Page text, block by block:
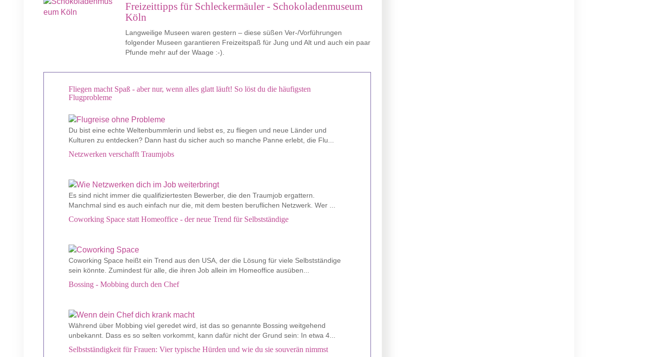
Freizeittipps für Schleckermäuler - Schokoladenmuseum
Köln
Langweilige Museen waren gestern – diese süßen Ver-/Vorführungen
folgender Museen garantieren Freizeitspaß für Jung und Alt und auch ein paar
Pfunde mehr auf der Waage :-).
Fliegen macht Spaß - aber nur, wenn alles glatt läuft! So löst du die häufigsten
Flugprobleme
Du bist eine echte Weltenbummlerin und liebst es, zu fliegen und neue Länder und
Kulturen zu entdecken? Dann hast du sicher auch so manche Panne erlebt, die Flu...
Netzwerken verschafft Traumjobs
Es sind nicht immer die qualifiziertesten Bewerber, die den Traumjob ergattern.
Manchmal sind es auch einfach nur die, mit dem besten beruflichen Netzwerk. Wer ...
Coworking Space statt Homeoffice - der neue Trend für Selbstständige
Coworking Space heißt ein Trend aus den USA, der die Lösung für viele Selbstständige
sein könnte. Zumindest für alle, die ihren Job allein im Homeoffice ausüben...
Bossing - Mobbing durch den Chef
Während über Mobbing viel geredet wird, ist das so genannte Bossing weitgehend
unbekannt. Dass es so selten vorkommt, kann dafür nicht der Grund sein: In etwa 4...
Selbstständigkeit für Frauen: Vier typische Hürden und wie du sie souverän nimmst